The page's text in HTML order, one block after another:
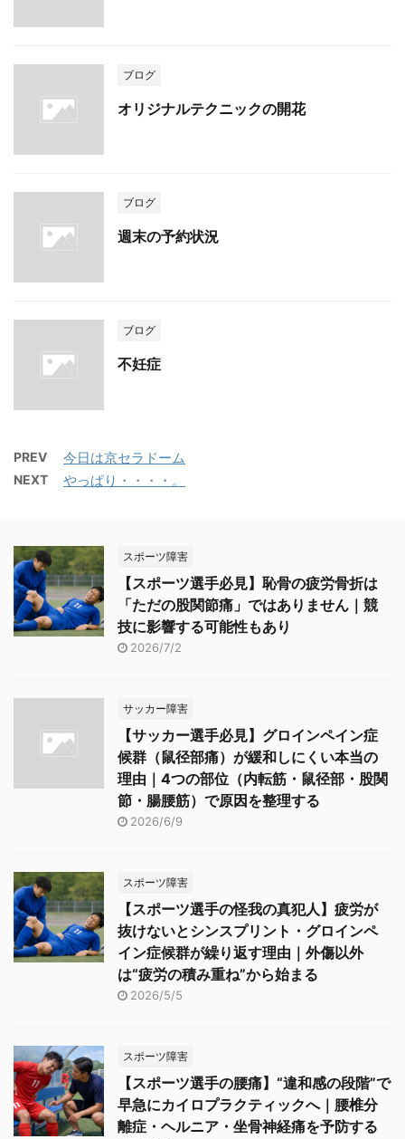
ブログ
オリジナルテクニックの開花
ブログ
週末の予約状況
ブログ
不妊症
PREV 今日は京セラドーム
NEXT やっぱり・・・・。
スポーツ障害
【スポーツ選手必見】恥骨の疲労骨折は
「ただの股関節痛」ではありません｜競
技に影響する可能性もあり
2026/7/2
サッカー障害
【サッカー選手必見】グロインペイン症
候群（鼠径部痛）が緩和しにくい本当の
理由｜4つの部位（内転筋・鼠径部・股関
節・腸腰筋）で原因を整理する
2026/6/9
スポーツ障害
【スポーツ選手の怪我の真犯人】疲労が
抜けないとシンスプリント・グロインペ
イン症候群が繰り返す理由｜外傷以外
は“疲労の積み重ね”から始まる
2026/5/5
スポーツ障害
【スポーツ選手の腰痛】“違和感の段階”で
早急にカイロプラクティックへ｜腰椎分
離症・ヘルニア・坐骨神経痛を予防する